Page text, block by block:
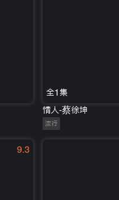
全1集
情人-蔡徐坤
流行
9.3